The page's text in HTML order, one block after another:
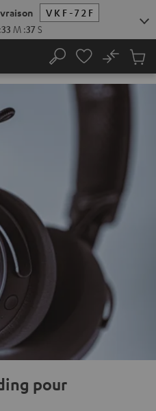
VKF-72F
:33 M :36 S
Rechercher
No
du
pour